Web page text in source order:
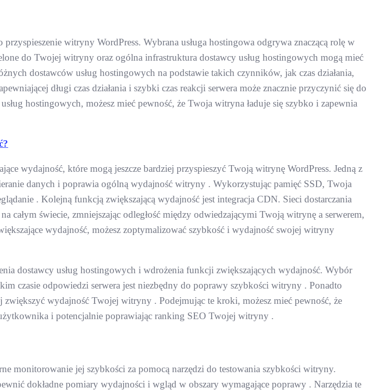
witryny WordPress. Wybrana usługa hostingowa odgrywa znaczącą rolę w
do Twojej witryny oraz ogólna infrastruktura dostawcy usług hostingowych mogą mieć
dostawców usług hostingowych na podstawie takich czynników, jak czas działania,
długi czas działania i szybki czas reakcji serwera może znacznie przyczynić się do
hostingowych, możesz mieć pewność, że Twoja witryna ładuje się szybko i zapewnia
wydajność, które mogą jeszcze bardziej przyspieszyć Twoją witrynę WordPress. Jedną z
danych i poprawia ogólną wydajność witryny . Wykorzystując pamięć SSD, Twoja
. Kolejną funkcją zwiększającą wydajność jest integracja CDN. Sieci dostarczania
całym świecie, zmniejszając odległość między odwiedzającymi Twoją witrynę a serwerem,
wydajność, możesz zoptymalizować szybkość i wydajność swojej witryny
dostawcy usług hostingowych i wdrożenia funkcji zwiększających wydajność. Wybór
czasie odpowiedzi serwera jest niezbędny do poprawy szybkości witryny . Ponadto
wydajność Twojej witryny . Podejmując te kroki, możesz mieć pewność, że
i potencjalnie poprawiając ranking SEO Twojej witryny .
monitorowanie jej szybkości za pomocą narzędzi do testowania szybkości witryny.
dokładne pomiary wydajności i wgląd w obszary wymagające poprawy . Narzędzia te